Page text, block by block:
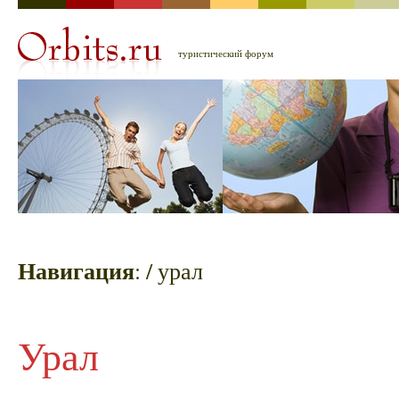
туристический форум
Навигация: / урал
Урал